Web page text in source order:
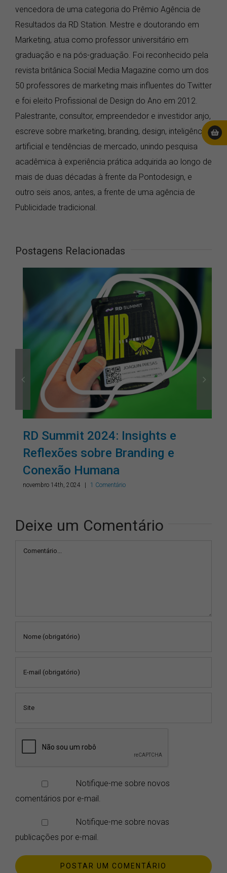
vencedora de uma categoria do Prêmio Agência de
Resultados da RD Station. Mestre e doutorando em
Marketing, atua como professor universitário em
graduação e na pós-graduação. Foi reconhecido pela
revista britânica Social Media Magazine como um dos
50 professores de marketing mais influentes do Twitter
e foi eleito Profissional de Design do Ano em 2012.
Palestrante, consultor, empreendedor e investidor anjo,
escreve sobre marketing, branding, design, inteligência
artificial e tendências de mercado, unindo pesquisa
acadêmica à experiência prática adquirida ao longo de
mais de duas décadas à frente da Pontodesign, e
outro seis anos, antes, a frente de uma agência de
Publicidade tradicional.
Postagens Relacionadas
RD Summit 2024: Insights e
Reflexões sobre Branding e
Conexão Humana
novembro 14th, 2024 | 1 Comentário
Deixe um Comentário
Comentário
Notifique-me sobre novos
comentários por e-mail.
Notifique-me sobre novas
publicações por e-mail.